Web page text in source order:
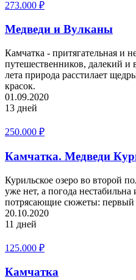
273.000 ₽
Медведи и Вулканы
Камчатка - притягательная и
путешественников, далекий
лета природа расстилает
красок.
01.09.2020
13 дней
250.000 ₽
Камчатка. Медведи
Курильское озеро во второй
уже нет, а погода
потрясающие сюжеты: первый
20.10.2020
11 дней
125.000 ₽
Камчатка